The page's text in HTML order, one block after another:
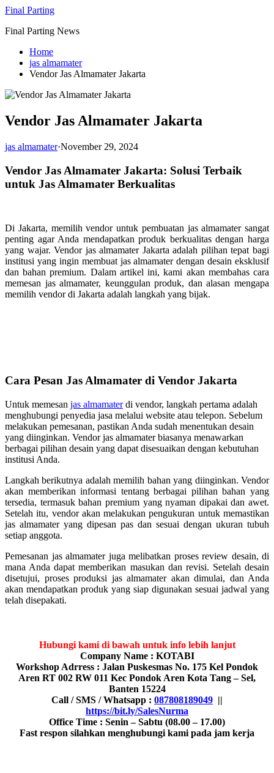
Skip
content
Final Parting
Final Parting News
Home
jas almamater
Vendor Jas Almamater Jakarta
Vendor Jas Almamater Jakarta
jas almamater·November 29, 2024
Vendor Jas Almamater Jakarta: Solusi Terbaik
untuk Jas Almamater Berkualitas
Di Jakarta, memilih vendor untuk pembuatan jas almamater sangat
penting agar Anda mendapatkan produk berkualitas dengan harga
yang wajar. Vendor jas almamater Jakarta adalah pilihan tepat bagi
institusi yang ingin membuat jas almamater dengan desain eksklusif
dan bahan premium. Dalam artikel ini, kami akan membahas cara
memesan jas almamater, keunggulan produk, dan alasan mengapa
memilih vendor di Jakarta adalah langkah yang bijak.
Cara Pesan Jas Almamater di Vendor Jakarta
Untuk memesan jas almamaterdi vendor, langkah pertama adalah
menghubungi penyedia jasa melalui website atau telepon. Sebelum
melakukan pemesanan, pastikan Anda sudah menentukan desain
yang diinginkan. Vendor jas almamater biasanya menawarkan
berbagai pilihan desain yang dapat disesuaikan dengan kebutuhan
institusi Anda.
Langkah berikutnya adalah memilih bahan yang diinginkan. Vendor
akan memberikan informasi tentang berbagai pilihan bahan yang
tersedia, termasuk bahan premium yang nyaman dipakai dan awet.
Setelah itu, vendor akan melakukan pengukuran untuk memastikan
jas almamater yang dipesan pas dan sesuai dengan ukuran tubuh
setiap anggota.
Pemesanan jas almamater juga melibatkan proses review desain, di
mana Anda dapat memberikan masukan dan revisi. Setelah desain
disetujui, proses produksi jas almamater akan dimulai, dan Anda
akan mendapatkan produk yang siap digunakan sesuai jadwal yang
telah disepakati.
Hubungi kami di bawah untuk info lebih lanjut
Company Name : KOTABI
Workshop Adrress : Jalan Puskesmas No. 175 Kel Pondok
Aren RT 002 RW 011 Kec Pondok Aren Kota Tang – Sel,
Banten 15224
Call / SMS / Whatsapp : 087808189049 ||
https://bit.ly/SalesNurma
Office Time : Senin – Sabtu (08.00 – 17.00)
Fast respon silahkan menghubungi kami pada jam kerja